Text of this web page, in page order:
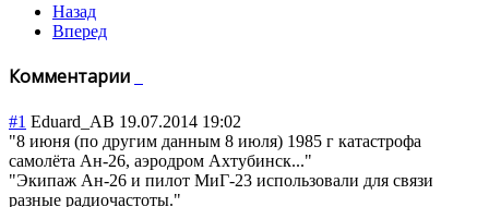
Назад
Вперед
Комментарии
#1 Eduard_AB 19.07.2014 19:02
"8 июня (по другим данным 8 июля) 1985 г катастрофа
самолёта Ан-26, аэродром Ахтубинск..."
"Экипаж Ан-26 и пилот МиГ-23 использовали для связи
разные радиочастоты."